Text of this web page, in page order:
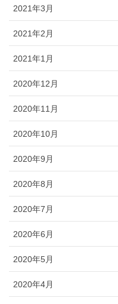
2021年3月
2021年2月
2021年1月
2020年12月
2020年11月
2020年10月
2020年9月
2020年8月
2020年7月
2020年6月
2020年5月
2020年4月